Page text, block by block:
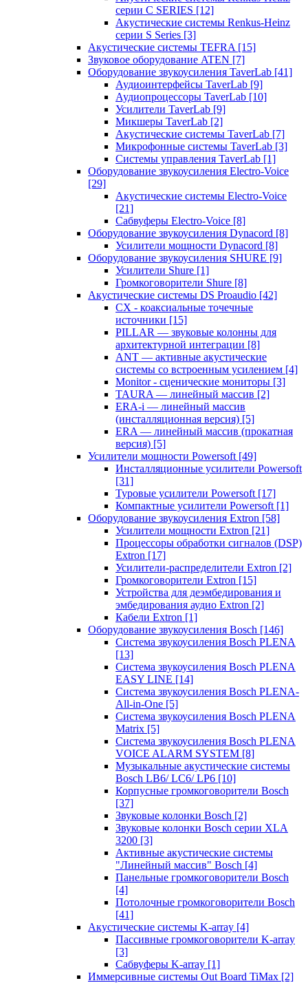
серии C SERIES [12]
Акустические системы Renkus-Heinz
серии S Series [3]
Акустические системы TEFRA [15]
Звуковое оборудование ATEN [7]
Оборудование звукоусиления TaverLab [41]
Аудиоинтерфейсы TaverLab [9]
Аудиопроцессоры TaverLab [10]
Усилители TaverLab [9]
Микшеры TaverLab [2]
Акустические системы TaverLab [7]
Микрофонные системы TaverLab [3]
Системы управления TaverLab [1]
Оборудование звукоусиления Electro-Voice
[29]
Акустические системы Electro-Voice
[21]
Сабвуферы Electro-Voice [8]
Оборудование звукоусиления Dynacord [8]
Усилители мощности Dynacord [8]
Оборудование звукоусиления SHURE [9]
Усилители Shure [1]
Громкоговорители Shure [8]
Акустические системы DS Proaudio [42]
CX - коаксиальные точечные
источники [15]
PILLAR — звуковые колонны для
архитектурной интеграции [8]
ANT — активные акустические
системы со встроенным усилением [4]
Monitor - сценические мониторы [3]
TAURA — линейный массив [2]
ERA-i — линейный массив
(инсталляционная версия) [5]
ERA — линейный массив (прокатная
версия) [5]
Усилители мощности Powersoft [49]
Инсталляционные усилители Powersoft
[31]
Туровые усилители Powersoft [17]
Компактные усилители Powersoft [1]
Оборудование звукоусиления Extron [58]
Усилители мощности Extron [21]
Процессоры обработки сигналов (DSP)
Extron [17]
Усилители-распределители Extron [2]
Громкоговорители Extron [15]
Устройства для деэмбедирования и
эмбедирования аудио Extron [2]
Кабели Extron [1]
Оборудование звукоусиления Bosch [146]
Система звукоусиления Bosch PLENA
[13]
Система звукоусиления Bosch PLENA
EASY LINE [14]
Система звукоусиления Bosch PLENA-
All-in-One [5]
Система звукоусиления Bosch PLENA
Matrix [5]
Система звукоусиления Bosch PLENA
VOICE ALARM SYSTEM [8]
Музыкальные акустические системы
Bosch LB6/ LC6/ LP6 [10]
Корпусные громкоговорители Bosch
[37]
Звуковые колонки Bosch [2]
Звуковые колонки Bosch серии XLA
3200 [3]
Активные акустические системы
"Линейный массив" Bosch [4]
Панельные громкоговорители Bosch
[4]
Потолочные громкоговорители Bosch
[41]
Акустические системы K-array [4]
Пассивные громкоговорители K-array
[3]
Сабвуферы K-array [1]
Иммерсивные системы Out Board TiMax [2]